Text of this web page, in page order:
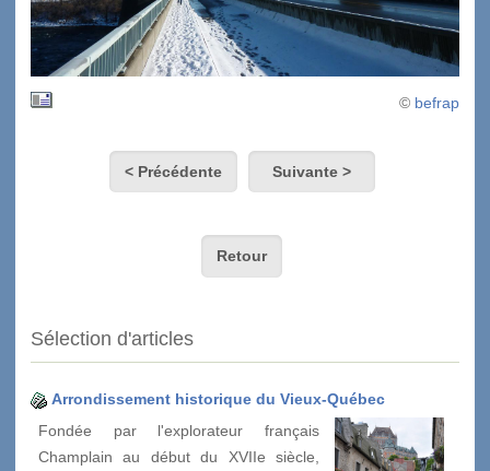
© befrap
< Précédente Suivante >
Retour
Sélection d'articles
Arrondissement historique du Vieux-Québec
Fondée par l'explorateur français
Champlain au début du XVIIe siècle,